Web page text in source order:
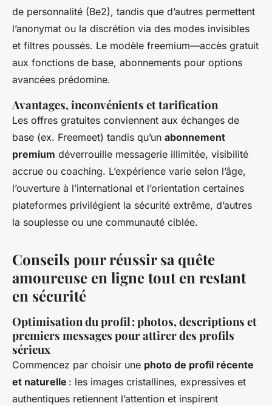
de personnalité (Be2), tandis que d’autres permettent
l’anonymat ou la discrétion via des modes invisibles
et filtres poussés. Le modèle freemium—accès gratuit
aux fonctions de base, abonnements pour options
avancées prédomine.
Avantages, inconvénients et tarification
Les offres gratuites conviennent aux échanges de
base (ex. Freemeet) tandis qu’un abonnement
premium déverrouille messagerie illimitée, visibilité
accrue ou coaching. L’expérience varie selon l’âge,
l’ouverture à l’international et l’orientation certaines
plateformes privilégient la sécurité extrême, d’autres
la souplesse ou une communauté ciblée.
Conseils pour réussir sa quête
amoureuse en ligne tout en restant
en sécurité
Optimisation du profil : photos, descriptions et
premiers messages pour attirer des profils
sérieux
Commencez par choisir une photo de profil récente
et naturelle : les images cristallines, expressives et
authentiques retiennent l’attention et inspirent